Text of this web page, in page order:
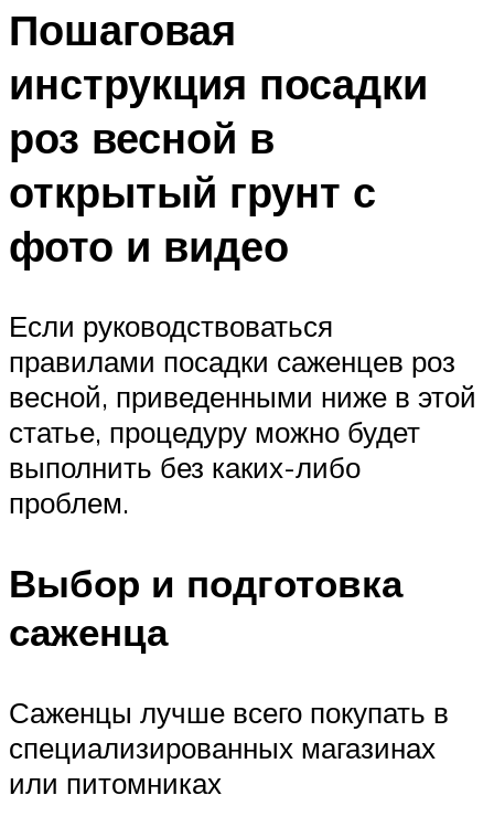
Пошаговая
инструкция посадки
роз весной в
открытый грунт с
фото и видео
Если руководствоваться
правилами посадки саженцев роз
весной, приведенными ниже в этой
статье, процедуру можно будет
выполнить без каких-либо
проблем.
Выбор и подготовка
саженца
Саженцы лучше всего покупать в
специализированных магазинах
или питомниках